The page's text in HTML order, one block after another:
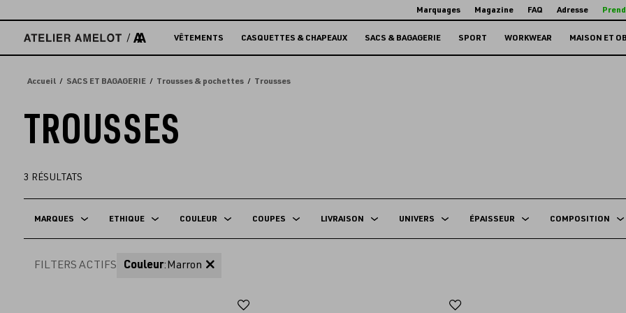
directement
contenu
Marquages Magazine FAQ Adresse
VÊTEMENTS CASQUETTES & CHAPEAUX SACS & BAGAGERIE SPORT WORKWEAR MAISON ET
Accueil SACS ET BAGAGERIE Trousses & pochettes Trousses
TROUSSES
3 RÉSULTATS
MARQUES ETHIQUE COULEUR COUPES LIVRAISON UNIVERS ÉPAISSEUR COMPOSITION
FILTERS ACTIFS Couleur:Marron